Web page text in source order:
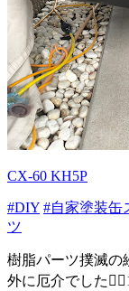
CX-60 KH5P
#DIY #自家塗装缶
ツ
樹脂パーツ撲滅の
外に厄介でした